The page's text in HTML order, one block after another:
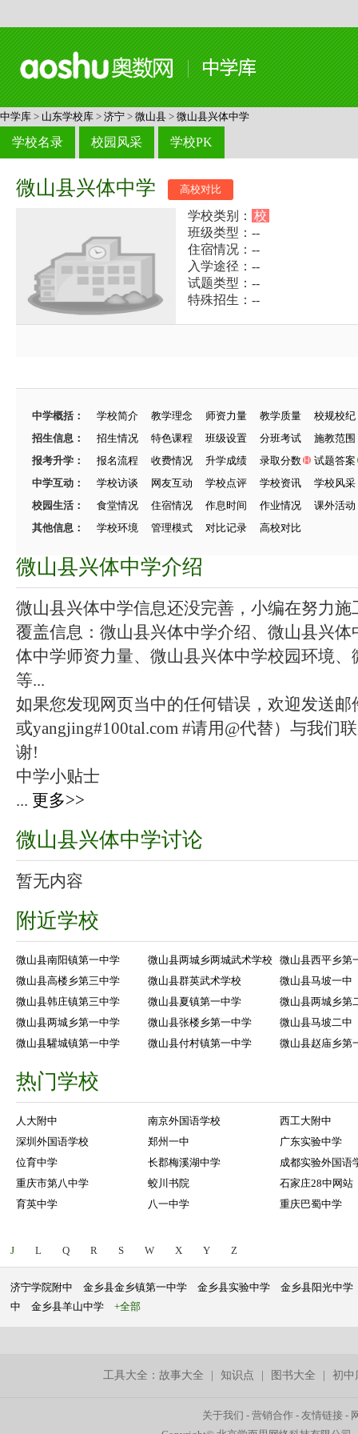
中学库 > 山东学校库 > 济宁 > 微山县 > 微山县兴体中学
学校名录 校园风采 学校PK
微山县兴体中学 高校对比
学校类别： 校
班级类型：--
住宿情况：--
入学途径：--
试题类型：--
特殊招生：--
中学概括： 学校简介 教学理念 师资力量 教学质量
校规校纪
招生信息：
招生情况 特色课程 班级设置 分班考试
施教范围
报考升学：
报名流程 收费情况 升学成绩 录取分数
试题答案
中学互动：
学校访谈 网友互动 学校点评 学校资讯
学校风采
校园生活：
食堂情况 住宿情况 作息时间 作业情况
课外活动
其他信息：
学校环境 管理模式 对比记录 高校对比
微山县兴体中学介绍
微山县兴体中学信息还没完善，小编在努力施
覆盖信息：微山县兴体中学介绍、微山县兴
体中学师资力量、微山县兴体中学校园环境
等...
如果您发现网页当中的任何错误，欢迎发送邮
或yangjing#100tal.com #请用@代替）与我们
谢!
中学小贴士
... 更多>>
微山县兴体中学讨论
暂无内容
附近学校
微山县南阳镇第一中学 微山县两城乡两城武术学校
微山县西平乡第
微山县高楼乡第三中学
微山县群英武术学校
微山县马坡一中
微山县韩庄镇第三中学
微山县夏镇第一中学
微山县两城乡第
微山县两城乡第一中学
微山县张楼乡第一中学
微山县马坡二中
微山县驩城镇第一中学
微山县付村镇第一中学 微山县赵庙乡第
热门学校
人大附中 南京外国语学校
西工大附中
深圳外国语学校
郑州一中
广东实验中学
位育中学
长郡梅溪湖中学
成都实验外国语
重庆市第八中学
蛟川书院
石家庄28中网站
育英中学
八一中学 重庆巴蜀中学
J L Q R S W X Y Z
济宁学院附中 金乡县金乡镇第一中学 金乡县实验中学
金乡县阳光中学
中
金乡县羊山中学 +全部
工具大全：故事大全 |知识点 图书大全 |初中
关于我们 -营销合作 -友情链接 -